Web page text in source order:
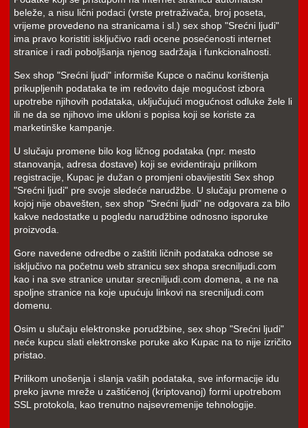
beleže, a nisu lični podaci (vrste pretraživača, broj poseta,
vrijeme provedeno na stranicama i sl.) sex shop "Srećni ljudi"
ima pravo koristiti isključivo radi ocene posećenosti internet
stranice i radi poboljšanja njenog sadržaja i funkcionalnosti.
Sex shop "Srećni ljudi" informiše Kupce o načinu korištenja
prikupljenih podataka te im redovito daje mogućost izbora
upotrebe njihovih podataka, uključujući mogućnost odluke žele li
ili ne da se njihovo ime ukloni s popisa koji se koriste za
marketinške kampanje.
U slučaju promene bilo kog ličnog podataka (npr. mesto
stanovanja, adresa dostave) koji se evidentiraju prilikom
registracije, Kupac je dužan o promjeni obavijestiti Sex shop
"Srećni ljudi" pre svoje sledeće narudžbe. U slučaju promene o
kojoj nije obavešten, sex shop "Srećni ljudi" ne odgovara za bilo
kakve nedostatke u pogledu narudžbine odnosno isporuke
proizvoda.
Gore navedene odredbe o zaštiti ličnih podataka odnose se
isključivo na početnu web stranicu sex shopa srecniljudi.com
kao i na sve stranice unutar srecniljudi.com domena, a ne na
spoljne stranice na koje upućuju linkovi na srecniljudi.com
domenu.
Osim u slučaju elektronske porudžbine, sex shop "Srećni ljudi"
neće kupcu slati elektronske poruke ako Kupac na to nije izričito
pristao.
Prilikom unošenja i slanja vaših podataka, sve informacije idu
preko javne mreže u zaštićenoj (kriptovanoj) formi upotrebom
SSL protokola, kao trenutno najsevremenije tehnologije.